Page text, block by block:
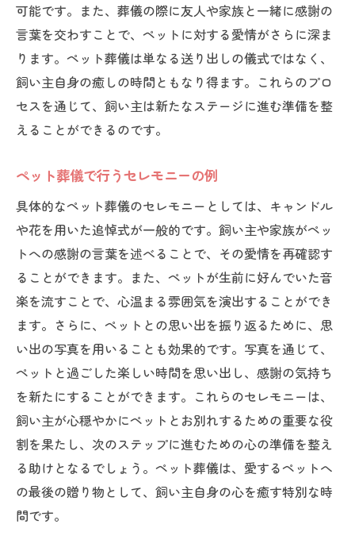
可能です。また、葬儀の際に友人や家族と一緒に感謝の
言葉を交わすことで、ペットに対する愛情がさらに深ま
ります。ペット葬儀は単なる送り出しの儀式ではなく、
飼い主自身の癒しの時間ともなり得ます。これらのプロ
セスを通じて、飼い主は新たなステージに進む準備を整
えることができるのです。
ペット葬儀で行うセレモニーの例
具体的なペット葬儀のセレモニーとしては、キャンドル
や花を用いた追悼式が一般的です。飼い主や家族がペッ
トへの感謝の言葉を述べることで、その愛情を再確認す
ることができます。また、ペットが生前に好んでいた音
楽を流すことで、心温まる雰囲気を演出することができ
ます。さらに、ペットとの思い出を振り返るために、思
い出の写真を用いることも効果的です。写真を通じて、
ペットと過ごした楽しい時間を思い出し、感謝の気持ち
を新たにすることができます。これらのセレモニーは、
飼い主が心穏やかにペットとお別れするための重要な役
割を果たし、次のステップに進むための心の準備を整え
る助けとなるでしょう。ペット葬儀は、愛するペットへ
の最後の贈り物として、飼い主自身の心を癒す特別な時
間です。